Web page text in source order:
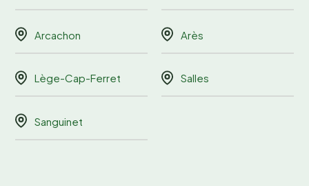
Arcachon Arès
Lège-Cap-Ferret Salles
Sanguinet